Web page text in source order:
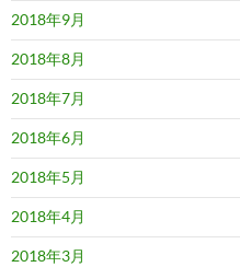
2018年9月
2018年8月
2018年7月
2018年6月
2018年5月
2018年4月
2018年3月